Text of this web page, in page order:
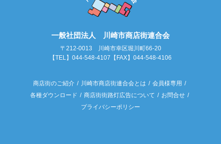
一般社団法人 川崎市商店街連合会
〒212-0013 川崎市幸区堀川町66-20
【TEL】044-548-4107【FAX】044-548-4106
商店街のご紹介 川崎市商店街連合会とは
会員様専用
各種ダウンロード
商店街街路灯広告について
お問合せ
プライバシーポリシー